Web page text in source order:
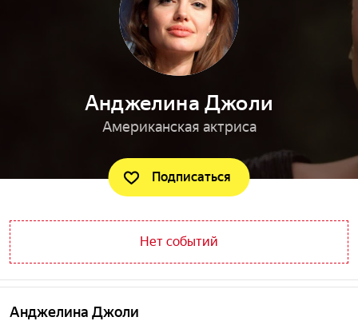
Анджелина Джоли
Американская актриса
Подписаться
Нет событий
Анджелина Джоли